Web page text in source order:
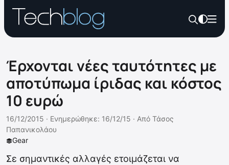
Έρχονται νέες ταυτότητες με
αποτύπωμα ίριδας και κόστος
10 ευρώ
Gear
16/12/2015 · Ενημερώθηκε: 16/12/15 · Από Τάσος
Παπανικολάου
Σε σημαντικές αλλαγές ετοιμάζεται να